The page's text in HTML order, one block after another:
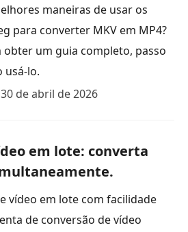
maneiras de usar os
para converter MKV em MP4?
obter um guia completo, passo
usá-lo.
30 de abril de 2026
em lote: converta
vídeo em lote com facilidade
de conversão de vídeo